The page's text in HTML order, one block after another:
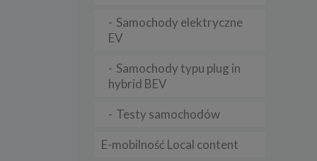
Samochody elektryczne
EV
Samochody typu plug in
hybrid BEV
Testy samochodów
E-mobilność Local content